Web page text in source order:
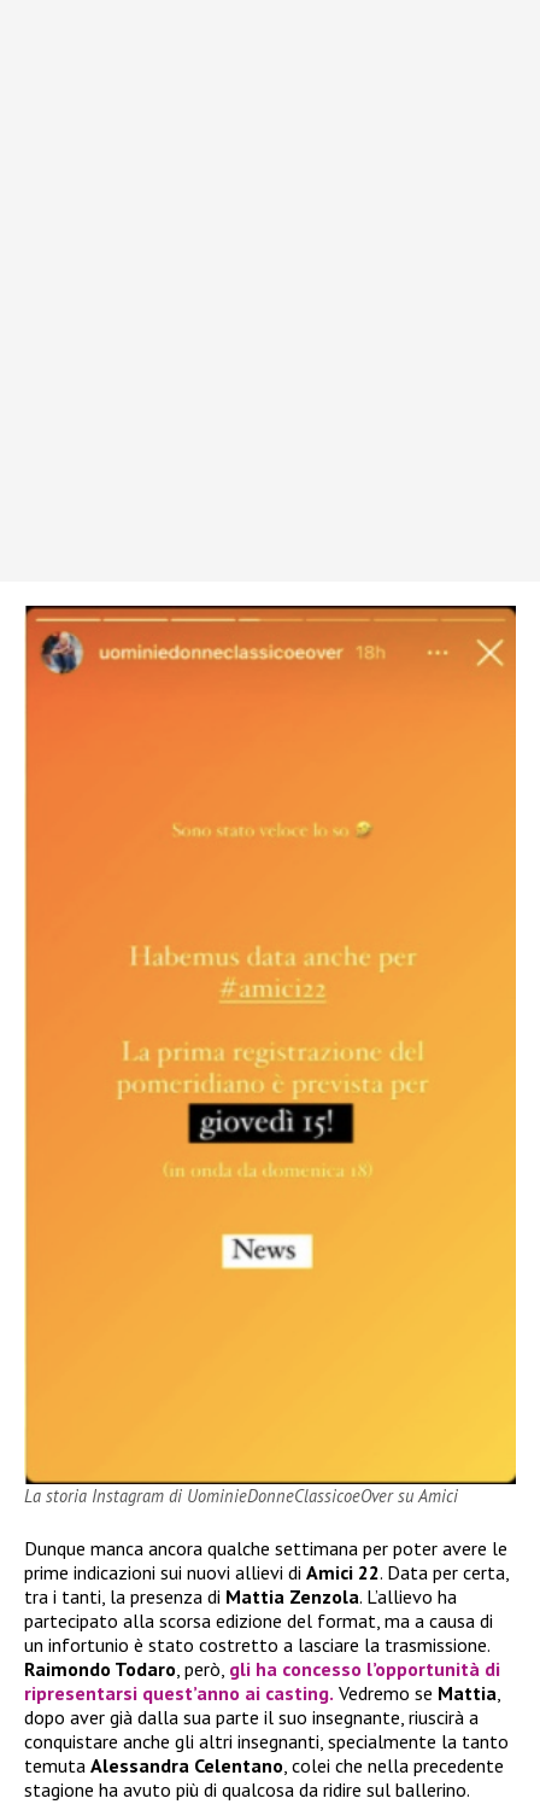
La storia Instagram di UominieDonneClassicoeOver su Amici
Dunque manca ancora qualche settimana per poter avere le
prime indicazioni sui nuovi allievi di Amici 22. Data per certa,
tra i tanti, la presenza di Mattia Zenzola. L’allievo ha
partecipato alla scorsa edizione del format, ma a causa di
un infortunio è stato costretto a lasciare la trasmissione.
Raimondo Todaro , però, gli ha concesso l’opportunità di
ripresentarsi quest’anno ai casting. Vedremo se Mattia
dopo aver già dalla sua parte il suo insegnante, riuscirà a
conquistare anche gli altri insegnanti, specialmente la tanto
temuta Alessandra Celentano , colei che nella precedente
stagione ha avuto più di qualcosa da ridire sul ballerino.